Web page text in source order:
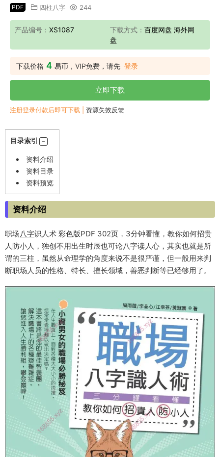
PDF 四柱八字 244
产品编号： XS1087 下载方式： 百度网盘 海外网
盘
下载价格 4 易币，VIP免费，请先 登录
立即下载
注册登录付款后即可下载 | 资源失效反馈
目录索引
资料介绍
资料目录
资料预览
资料介绍
职场八字识人术 彩色版PDF 302页，3分钟看懂，教你如何招贵
人防小人，独创不用出生时辰也可论八字读人心，其实也就是所
谓的三柱，虽然从命理学的角度来说不是很严谨，但一般用来判
断职场人员的性格、特长、擅长领域，善恶判断等已经够用了。